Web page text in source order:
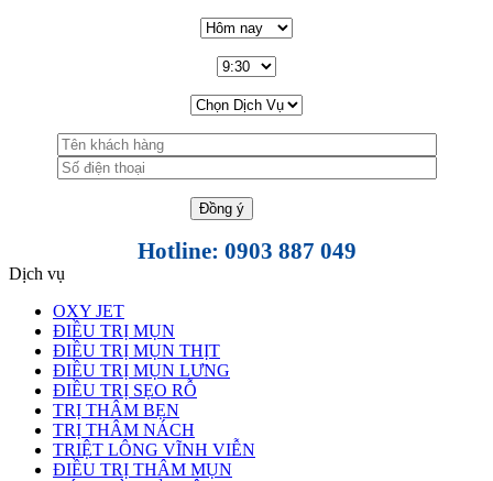
Hotline: 0903 887 049
Dịch vụ
OXY JET
ĐIỀU TRỊ MỤN
ĐIỀU TRỊ MỤN THỊT
ĐIỀU TRỊ MỤN LƯNG
ĐIỀU TRỊ SẸO RỖ
TRỊ THÂM BẸN
TRỊ THÂM NÁCH
TRIỆT LÔNG VĨNH VIỄN
ĐIỀU TRỊ THÂM MỤN